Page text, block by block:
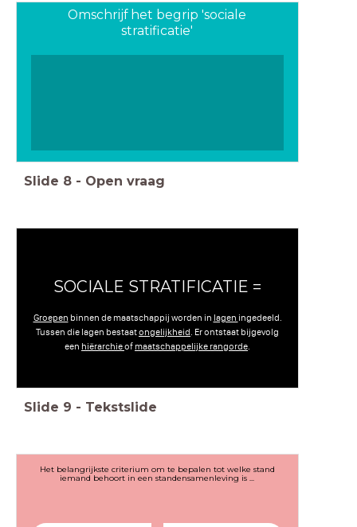
Omschrijf het begrip 'sociale
stratificatie'
Slide 8 - Open vraag
SOCIALE STRATIFICATIE =
Groepen binnen de maatschappij worden in lagen ingedeeld.
Tussen die lagen bestaatongelijkheid . Er ontstaat bijgevolg
een hiërarchieof maatschappelijke rangorde
Slide 9 - Tekstslide
Het belangrijkste criterium om te bepalen tot welke stand
iemand behoort in een standensamenleving is ...